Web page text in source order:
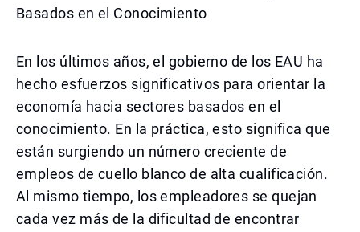
Basados en el Conocimiento
En los últimos años, el gobierno de los EAU ha
hecho esfuerzos significativos para orientar la
economía hacia sectores basados en el
conocimiento. En la práctica, esto significa que
están surgiendo un número creciente de
empleos de cuello blanco de alta cualificación.
Al mismo tiempo, los empleadores se quejan
cada vez más de la dificultad de encontrar